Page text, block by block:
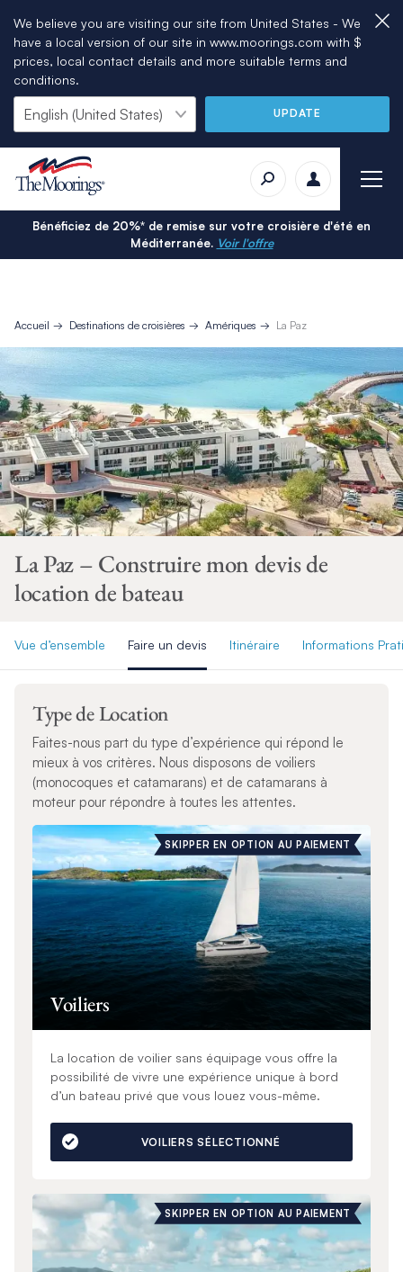
We believe you are visiting our site from United States - We
have a local version of our site in www.moorings.com with $
prices, local contact details and more suitable terms and
conditions.
UPDATE
Bénéficiez de 20%* de remise sur votre croisière d'été en
Méditerranée. Voir l'offre
Accueil Destinations de croisières Amériques La Paz
La Paz – Construire mon devis de
location de bateau
Vue d’ensemble Faire un devis Itinéraire Informations
Type de Location
Faites-nous part du type d’expérience qui répond le
mieux à vos critères. Nous disposons de voiliers
(monocoques et catamarans) et de catamarans à
moteur pour répondre à toutes les attentes.
SKIPPER EN OPTION AU PAIEMENT
Voiliers
La location de voilier sans équipage vous offre la
possibilité de vivre une expérience unique à bord
d’un bateau privé que vous louez vous-même.
VOILIERS SÉLECTIONNÉ
SKIPPER EN OPTION AU PAIEMENT